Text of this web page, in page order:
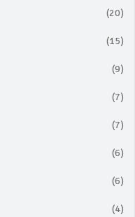
(20)
(15)
(9)
(7)
(7)
(6)
(6)
(4)